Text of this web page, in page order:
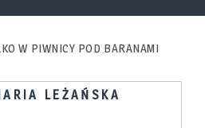
W PIWNICY POD BARANAMI
LEŻAŃSKA